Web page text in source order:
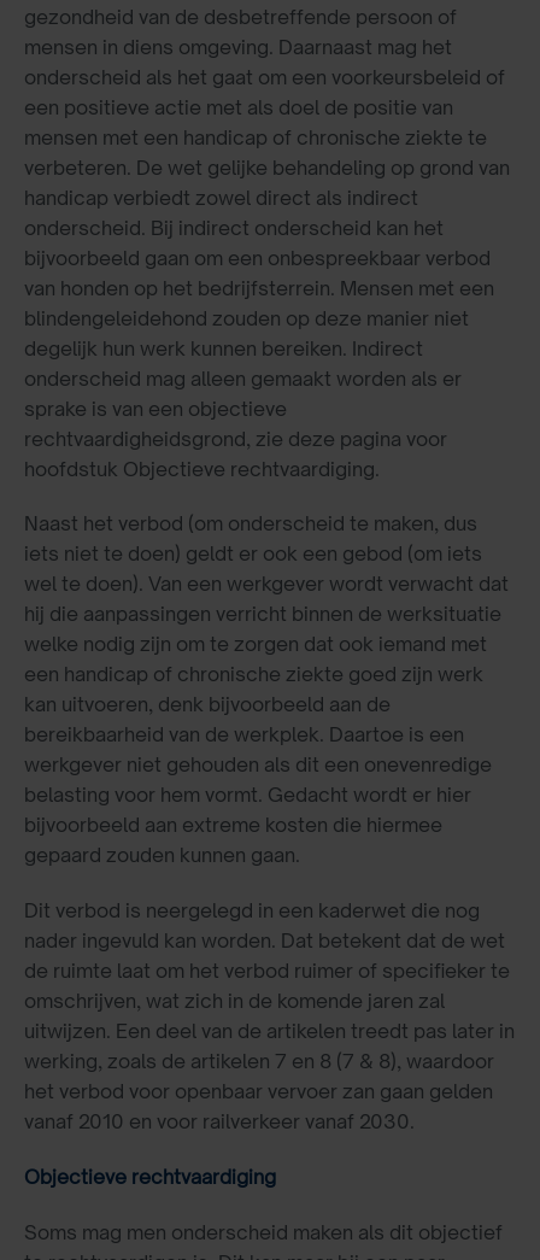
gezondheid van de desbetreffende persoon of
mensen in diens omgeving. Daarnaast mag het
onderscheid als het gaat om een voorkeursbeleid of
een positieve actie met als doel de positie van
mensen met een handicap of chronische ziekte te
verbeteren. De wet gelijke behandeling op grond van
handicap verbiedt zowel direct als indirect
onderscheid. Bij indirect onderscheid kan het
bijvoorbeeld gaan om een onbespreekbaar verbod
van honden op het bedrijfsterrein. Mensen met een
blindengeleidehond zouden op deze manier niet
degelijk hun werk kunnen bereiken. Indirect
onderscheid mag alleen gemaakt worden als er
sprake is van een objectieve
rechtvaardigheidsgrond, zie deze pagina voor
hoofdstuk Objectieve rechtvaardiging.
Naast het verbod (om onderscheid te maken, dus
iets niet te doen) geldt er ook een gebod (om iets
wel te doen). Van een werkgever wordt verwacht dat
hij die aanpassingen verricht binnen de werksituatie
welke nodig zijn om te zorgen dat ook iemand met
een handicap of chronische ziekte goed zijn werk
kan uitvoeren, denk bijvoorbeeld aan de
bereikbaarheid van de werkplek. Daartoe is een
werkgever niet gehouden als dit een onevenredige
belasting voor hem vormt. Gedacht wordt er hier
bijvoorbeeld aan extreme kosten die hiermee
gepaard zouden kunnen gaan.
Dit verbod is neergelegd in een kaderwet die nog
nader ingevuld kan worden. Dat betekent dat de wet
de ruimte laat om het verbod ruimer of specifieker te
omschrijven, wat zich in de komende jaren zal
uitwijzen. Een deel van de artikelen treedt pas later in
werking, zoals de artikelen 7 en 8 (7 & 8), waardoor
het verbod voor openbaar vervoer zan gaan gelden
vanaf 2010 en voor railverkeer vanaf 2030.
Objectieve rechtvaardiging
Soms mag men onderscheid maken als dit objectief